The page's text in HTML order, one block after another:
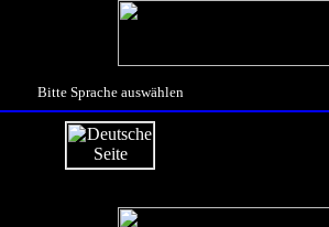
Bitte Sprache auswählen